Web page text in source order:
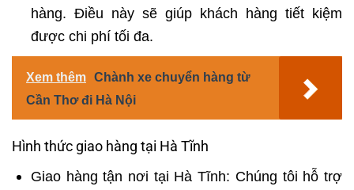
hàng. Điều này sẽ giúp khách hàng tiết kiệm
được chi phí tối đa.
Xem thêm Chành xe chuyển hàng từ
Cần Thơ đi Hà Nội
Hình thức giao hàng tại Hà Tĩnh
Giao hàng tận nơi tại Hà Tĩnh: Chúng tôi hỗ trợ